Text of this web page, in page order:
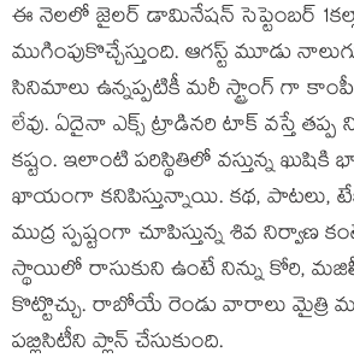
ఈ నెలలో జైలర్ డామినేషన్ సెప్టెంబర్
ముగింపుకొచ్చేస్తుంది. ఆగస్ట్ మూడు
సినిమాలు ఉన్నప్పటికీ మరీ స్ట్రాంగ్ గా
లేవు. ఏదైనా ఎక్స్ ట్రాడినరి టాక్ వస్తే తప్ప
కష్టం. ఇలాంటి పరిస్థితిలో వస్తున్న ఖుషికి
ఖాయంగా కనిపిస్తున్నాయి. కథ, పాటలు,
ముద్ర స్పష్టంగా చూపిస్తున్న శివ నిర్వాణ
స్థాయిలో రాసుకుని ఉంటే నిన్ను కోరి,
కొట్టొచ్చు. రాబోయే రెండు వారాలు మైత్రి
పబ్లిసిటీని ప్లాన్ చేసుకుంది.